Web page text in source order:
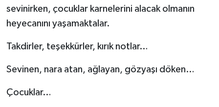
sevinirken, çocuklar karnelerini alacak olmanın
heyecanını yaşamaktalar.
Takdirler, teşekkürler, kırık notlar…
Sevinen, nara atan, ağlayan, gözyaşı döken…
Çocuklar…